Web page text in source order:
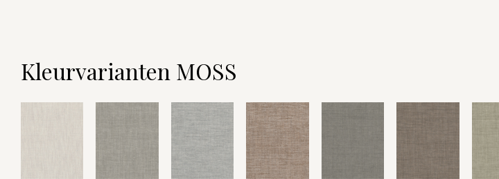
Kleurvarianten MOSS